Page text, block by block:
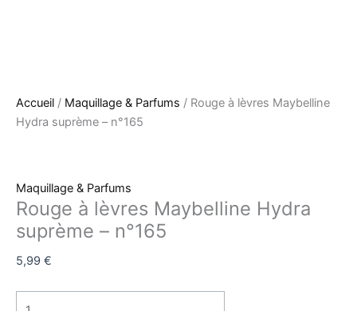
Accueil / Maquillage & Parfums / Rouge à lèvres Maybelline
Hydra suprème – n°165
Maquillage & Parfums
Rouge à lèvres Maybelline Hydra
suprème – n°165
5,99 €